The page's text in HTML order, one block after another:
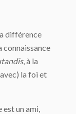
différence
connaissance
, à la
la foi et
est un ami,